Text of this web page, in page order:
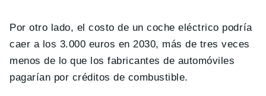
Por otro lado, el costo de un coche eléctrico podría
caer a los 3.000 euros en 2030, más de tres veces
menos de lo que los fabricantes de automóviles
pagarían por créditos de combustible.